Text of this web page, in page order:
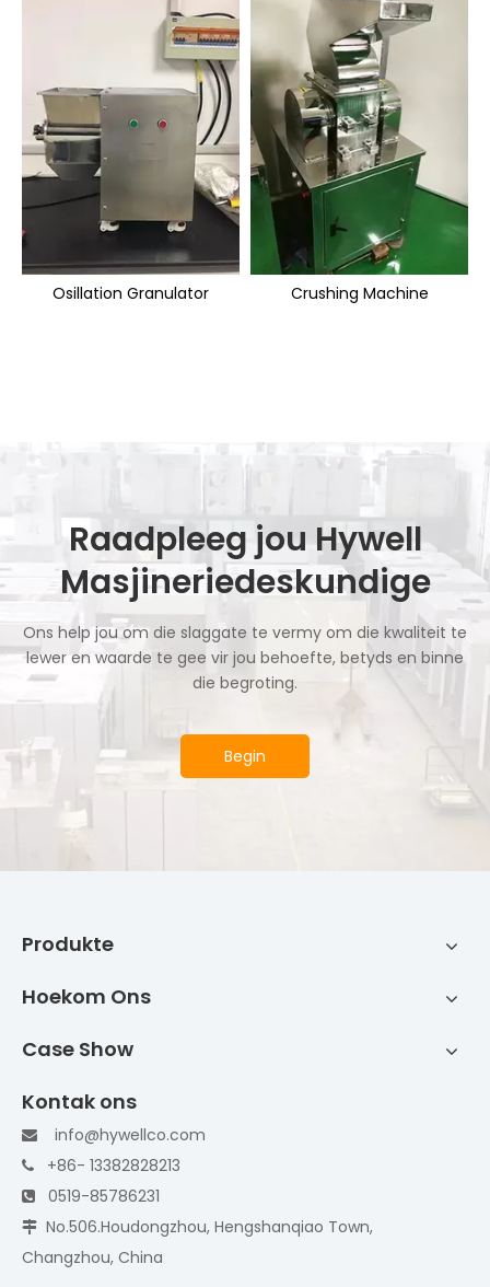
Osillation Granulator Crushing Machine
Raadpleeg jou Hywell
Masjineriedeskundige
Ons help jou om die slaggate te vermy om die kwaliteit te
lewer en waarde te gee vir jou behoefte, betyds en binne
die begroting.
Begin
Produkte
Hoekom Ons
Case Show
Kontak ons
 info@hywellco.com
 +86- 13382828213
 0519-85786231
 No.506.Houdongzhou, Hengshanqiao Town,
Changzhou, China